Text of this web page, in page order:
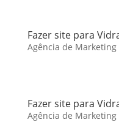
Fazer site para
Agência de
Fazer site para
Agência de